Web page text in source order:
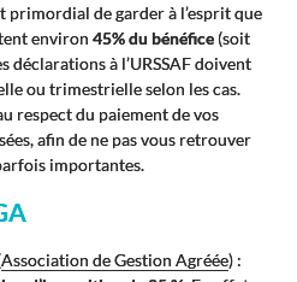
primordial de garder à l’esprit que
environ 45% du bénéfice (soit
déclarations à l’URSSAF doivent
ou trimestrielle selon les cas.
respect du paiement de vos
afin de ne pas vous retrouver
importantes.
Association de Gestion Agréée) :